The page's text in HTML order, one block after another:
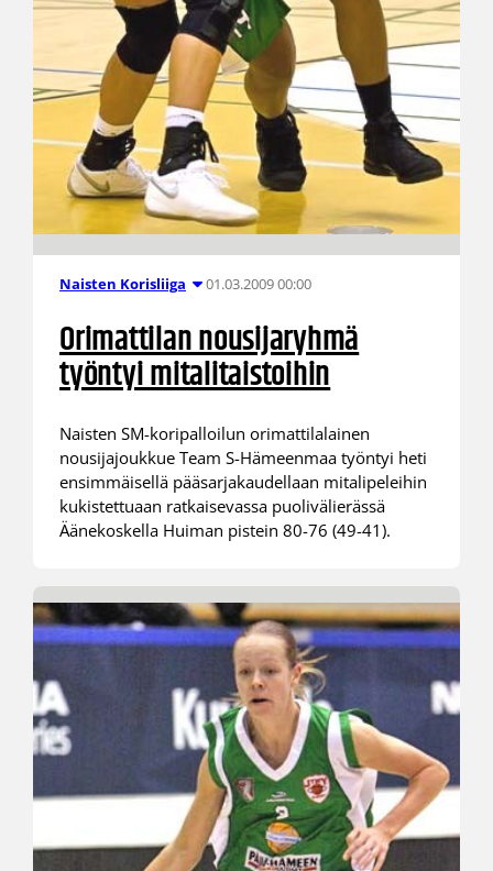
Naisten Korisliiga 01.03.2009 00:00
Orimattilan nousijaryhmä
työntyi mitalitaistoihin
Naisten SM-koripalloilun orimattilalainen
nousijajoukkue Team S-Hämeenmaa työntyi heti
ensimmäisellä pääsarjakaudellaan mitalipeleihin
kukistettuaan ratkaisevassa puolivälierässä
Äänekoskella Huiman pistein 80-76 (49-41).